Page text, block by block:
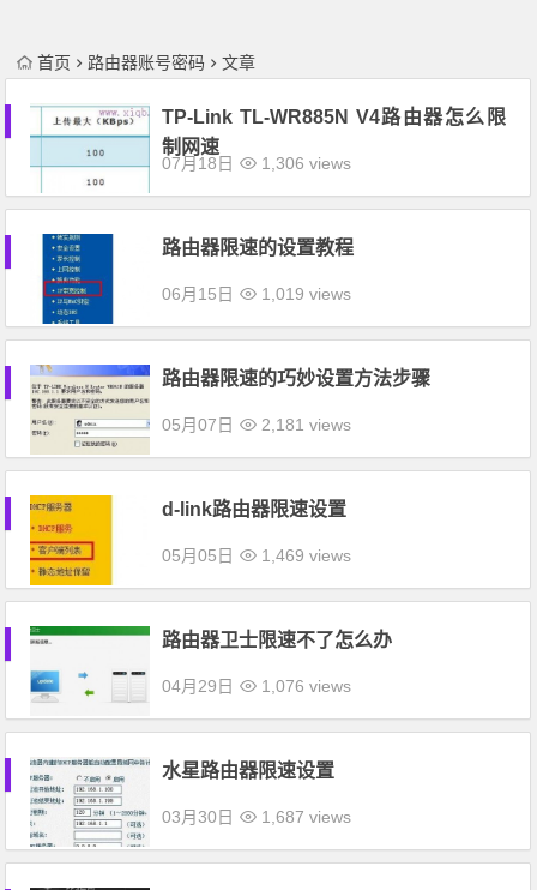
首页 路由器账号密码 文章
TP-Link TL-WR885N V4路由器怎么限
制网速
07月18日 1,306 views
路由器限速的设置教程
06月15日 1,019 views
路由器限速的巧妙设置方法步骤
05月07日 2,181 views
d-link路由器限速设置
05月05日 1,469 views
路由器卫士限速不了怎么办
04月29日 1,076 views
水星路由器限速设置
03月30日 1,687 views